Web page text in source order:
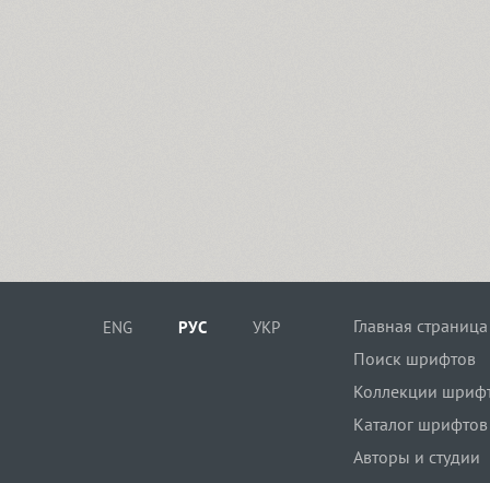
ENG РУС УКР
Главная страница
Поиск шрифтов
Коллекции
Каталог шрифтов
Авторы и студии